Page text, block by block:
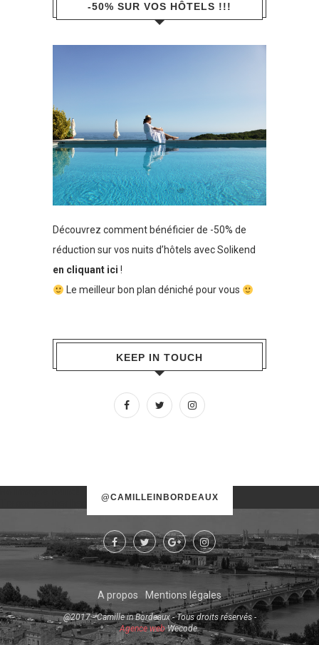
-50% SUR VOS HÔTELS !!!
Découvrez comment bénéficier de -50% de
réduction sur vos nuits d’hôtels avec Solikend
en cliquant ici !
Le meilleur bon plan déniché pour vous
KEEP IN TOUCH
@CAMILLEINBORDEAUX
Try some other hashtag or username
A propos Mentions légales
@2017 - Camille in Bordeaux - Tous droits réservés -
Agence webWecode.